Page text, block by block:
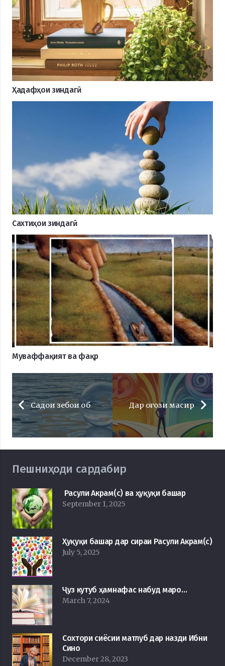
Ҳадафҳои зиндагӣ
Сахтиҳои зиндагӣ
Муваффақият ва фақр
Садои зебои об Дар оғози масир
Пешниҳоди сардабир
Расули Акрам(с) ва ҳуқуқи башар
September 1, 2025
Ҳуқуқи башар дар сираи Расули Акрам(с)
July 5, 2025
Ҷуз кутуб ҳамнафас набуд маро…
March 7, 2024
Сохтори сиёсии матлуб дар назди Ибни
Сино
December 28, 2023